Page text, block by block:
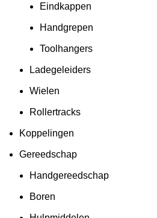
Eindkappen
Handgrepen
Toolhangers
Ladegeleiders
Wielen
Rollertracks
Koppelingen
Gereedschap
Handgereedschap
Boren